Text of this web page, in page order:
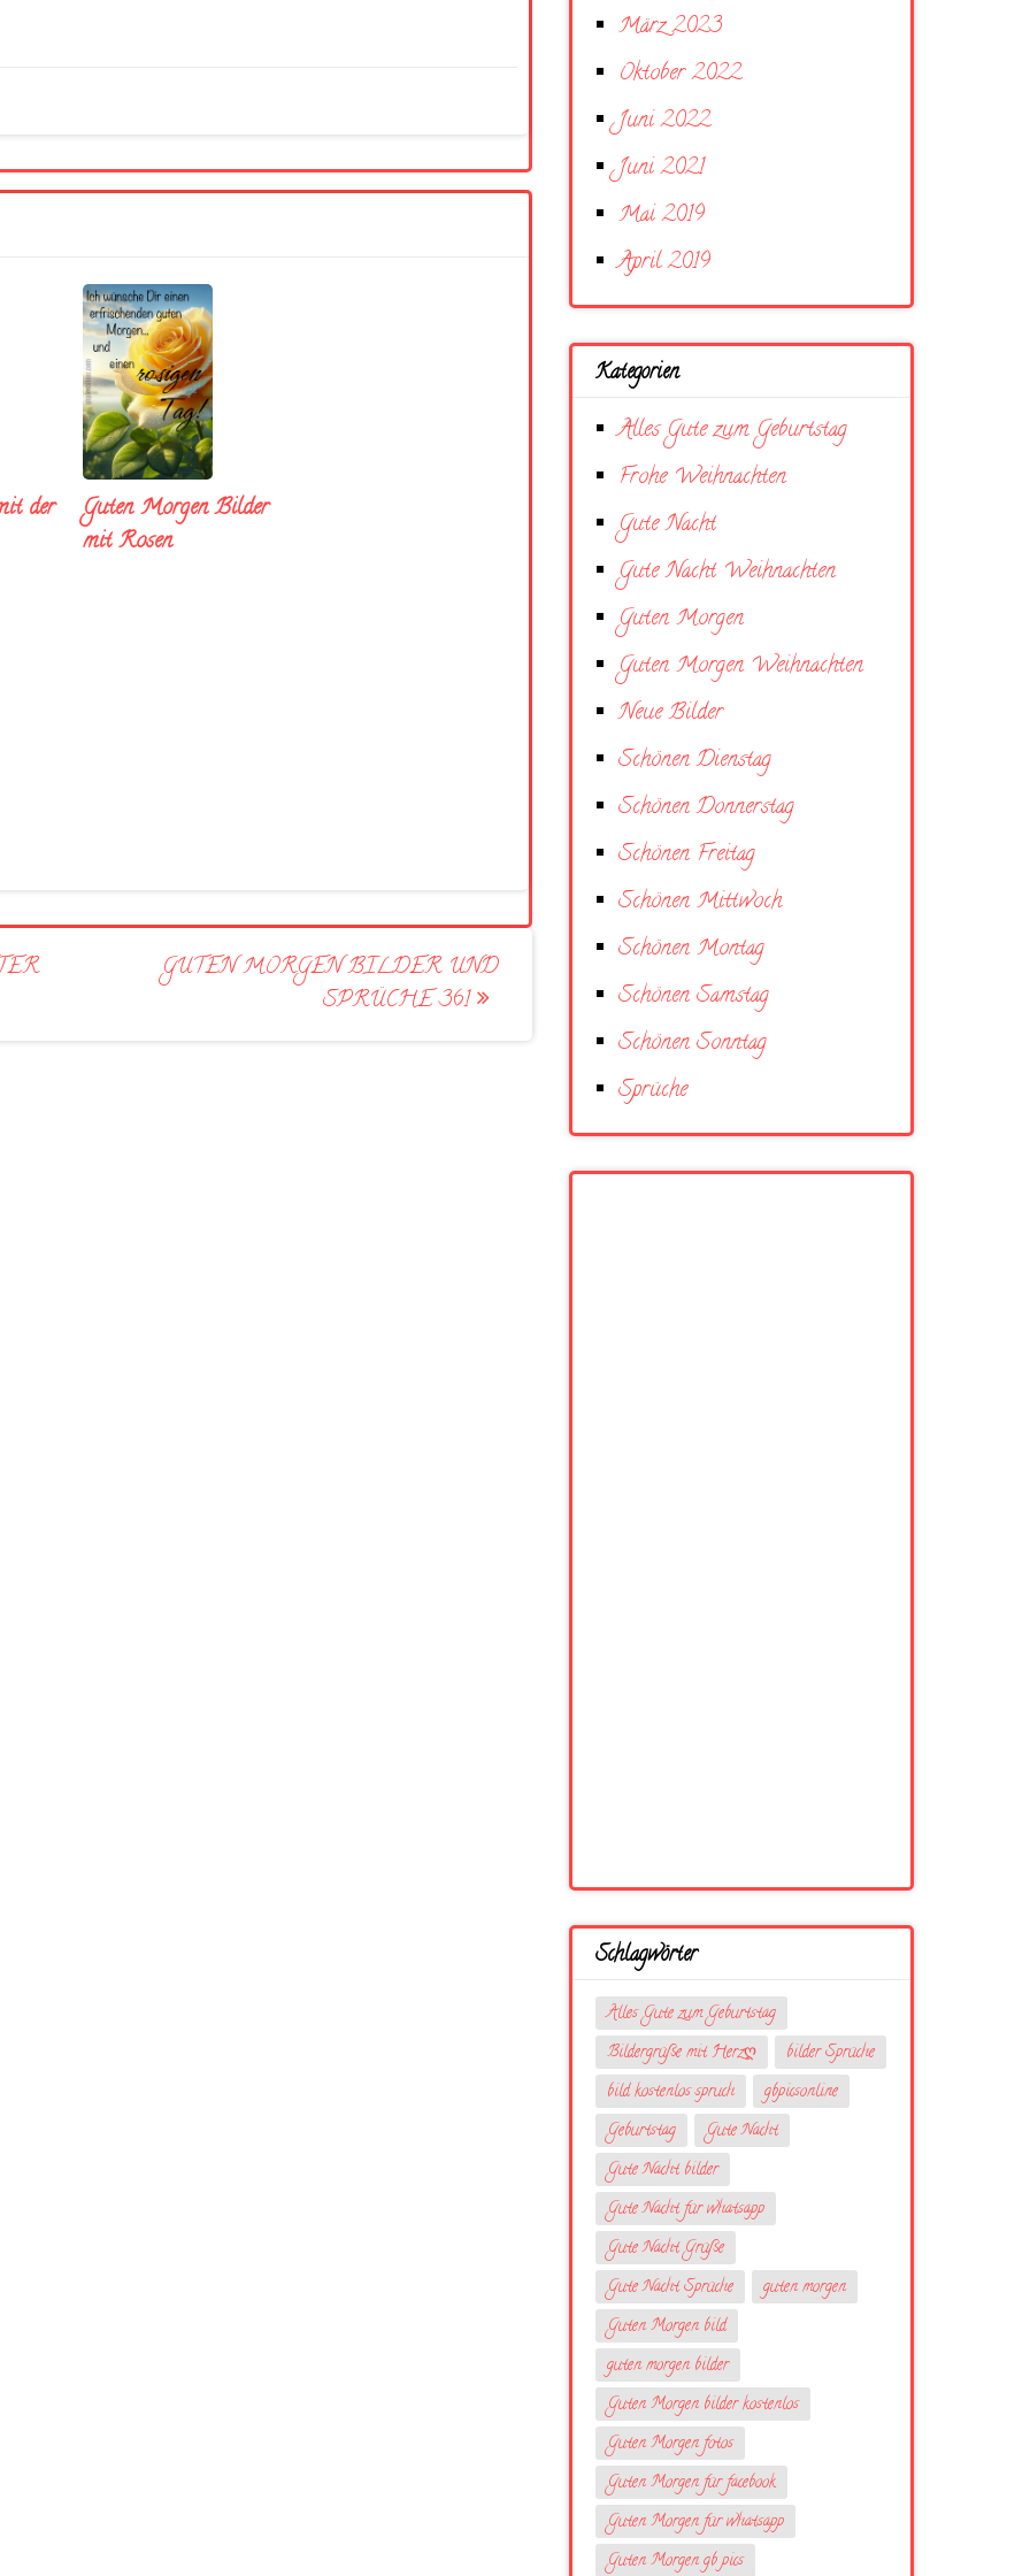
der
Guten Morgen Bilder
mit Rosen
GUTEN MORGEN BILDER UND
SPRÜCHE 361
März 2023
Oktober 2022
Juni 2022
Juni 2021
Mai 2019
April 2019
Kategorien
Alles Gute zum Geburtstag
Frohe Weihnachten
Gute Nacht
Gute Nacht Weihnachten
Guten Morgen
Guten Morgen Weihnachten
Neue Bilder
Schönen Dienstag
Schönen Donnerstag
Schönen Freitag
Schönen Mittwoch
Schönen Montag
Schönen Samstag
Schönen Sonntag
Sprüche
Schlagwörter
Alles Gute zum Geburtstag
Bildergrüße mit Herzღ
bilder Sprüche
bild kostenlos spruch
gbpicsonline
Geburtstag
Gute Nacht
Gute Nacht bilder
Gute Nacht für whatsapp
Gute Nacht Grüße
Gute Nacht Sprüche
guten morgen
Guten Morgen bild
guten morgen bilder
Guten Morgen bilder kostenlos
Guten Morgen fotos
Guten Morgen für facebook
Guten Morgen für whatsapp
Guten Morgen gb pics